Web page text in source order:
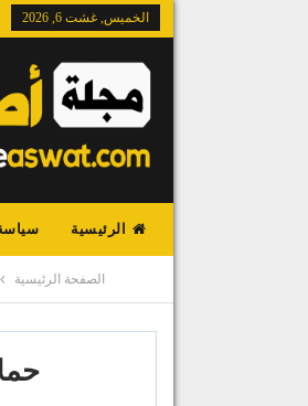
الخميس, غشت 6, 2026
الرئيسية
الصفحة الرئيسية